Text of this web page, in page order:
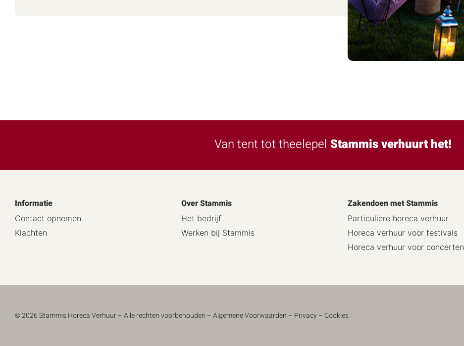
Van tent tot theelepel Stammis verhuurt het!
Informatie
Contact opnemen
Klachten
Over Stammis
Het bedrijf
Werken bij Stammis
Zakendoen met Stammis
Particuliere horeca verhuur
Horeca verhuur voor festivals
Horeca verhuur voor concerten
© 2026 Stammis Horeca Verhuur – Alle rechten voorbehouden –Algemene Voorwaarden– Privacy– Cookies